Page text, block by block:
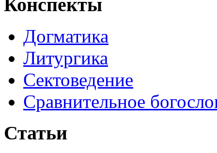
Конспекты
Догматика
Литургика
Сектоведение
Сравнительное
Статьи